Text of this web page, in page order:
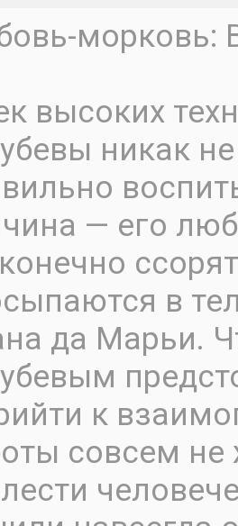
морковь:
высоких
никак
— его
в
да Марьи.
к
совсем не